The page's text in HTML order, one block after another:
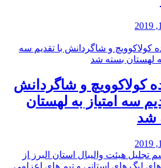
کولاکوویچ و شاگردانش
سه امتیاز به لهستان
شد